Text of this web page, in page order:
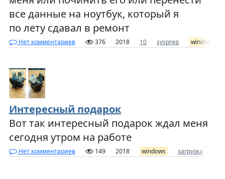
все данные на ноутбук, который я
по лету сдавал в ремонт
Нет комментариев 376 2018 10 sysprep windows
Интересный подарок
Вот так интересный подарок ждал меня
сегодня утром на работе
Нет комментариев 149 2018 windows загрузка